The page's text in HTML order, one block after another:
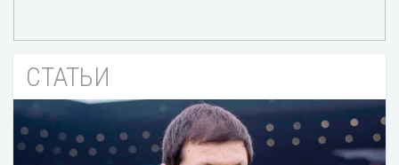
СТАТЬИ